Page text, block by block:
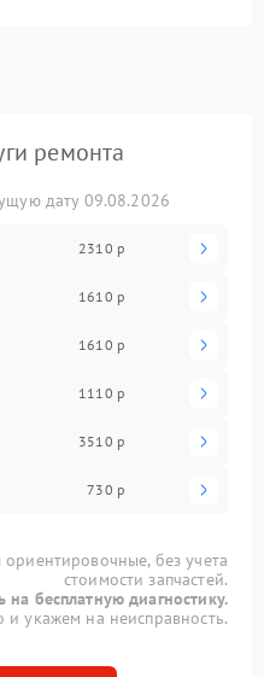
ремонта
дату 09.08.2026
2310 р
1610 р
1610 р
1110 р
3510 р
730 р
без учета
стоимости запчастей.
на бесплатную диагностику.
укажем на неисправность.